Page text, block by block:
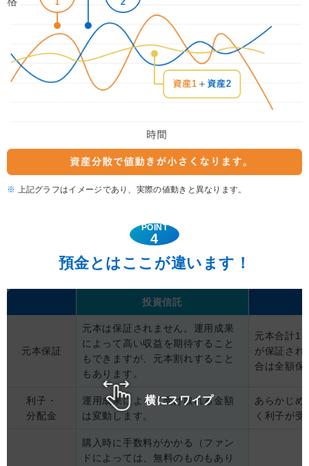
上記グラフはイメージであり、実際の値動きと異なります。
POINT
4
預金とはここが違います！
投資信託
元本保証
元本は保証されません。運用成果
によって高い収益を期待すること
もできますが、元本割れすること
もあります。
元本合計
が保証され
合は全額保
利子・
分配金
運用成果によって受け取れる金額
は変動します。
あらかじめ
く利子が
購入時に手数料がかかる（ファン
ドによっては、無料のものもあり
横にスワイプ